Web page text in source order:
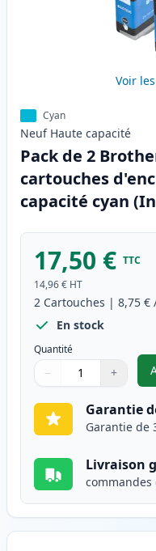
Voir
Cyan
Neuf Haute capacité
Pack de 2
cartouches
capacité cyan
17,50 € TTC
14,96 € HT
2 Cartouches | 8,75 €
En stock
Quantité
Quantité
Utilisez les boutons
− +
Quantité
Garantie
Garantie de
Livraison
commandes